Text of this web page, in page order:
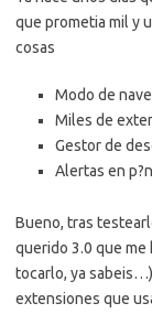
que prometia mil y
cosas
Modo de
Miles de
Gestor de
Alertas en
Bueno, tras
querido 3.0 que me
tocarlo, ya sabeis…)
extensiones que